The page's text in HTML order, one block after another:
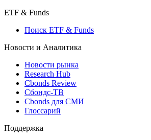
ETF & Funds
Поиск ETF & Funds
Новости и Аналитика
Новости рынка
Research Hub
Cbonds Review
Сбондс-ТВ
Cbonds для СМИ
Глоссарий
Поддержка